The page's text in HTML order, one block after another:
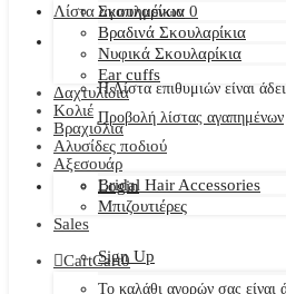
Λίστα αγαπημένων 0
Η Λίστα επιθυμιών είναι
Προβολή λίστας αγαπημένων
Login
Sign Up
Σκουλαρίκια
Βραδινά Σκουλαρίκια
Νυφικά Σκουλαρίκια
Ear cuffs
Δαχτυλίδια
Κολιέ
Βραχιόλια
Αλυσίδες ποδιού
Αξεσουάρ
Bridal Hair Accessories
Μπιζουτιέρες
Sales
CartCart0
Το καλάθι αγορών σας είναι